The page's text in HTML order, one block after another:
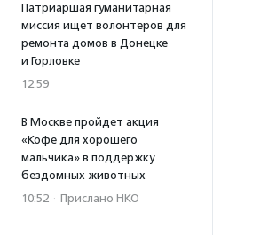
Патриаршая гуманитарная
миссия ищет волонтеров для
ремонта домов в Донецке
и Горловке
12:59
В Москве пройдет акция
«Кофе для хорошего
мальчика» в поддержку
бездомных животных
10:52 · Прислано НКО